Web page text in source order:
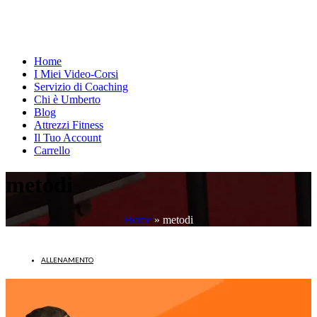
Home
I Miei Video-Corsi
Servizio di Coaching
Chi è Umberto
Blog
Attrezzi Fitness
Il Tuo Account
Carrello
metodi
Home » metodi
ALLENAMENTO